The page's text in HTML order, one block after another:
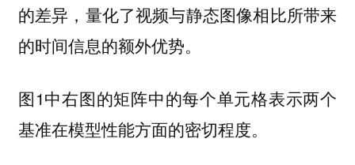
的差异，量化了视频与静态图像相比所带来
的时间信息的额外优势。
图1中右图的矩阵中的每个单元格表示两个
基准在模型性能方面的密切程度。